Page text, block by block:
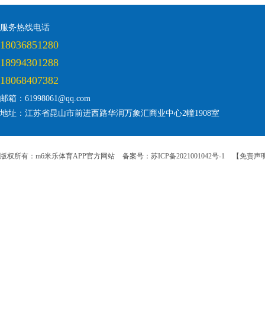
服务热线电话
18036851280
18994301288
18068407382
邮箱：61998061@qq.com
地址：江苏省昆山市前进西路华润万象汇商业中心2幢1908室
版权所有：m6米乐体育APP官方网站 备案号：苏ICP备2021001042号-1 【免责声